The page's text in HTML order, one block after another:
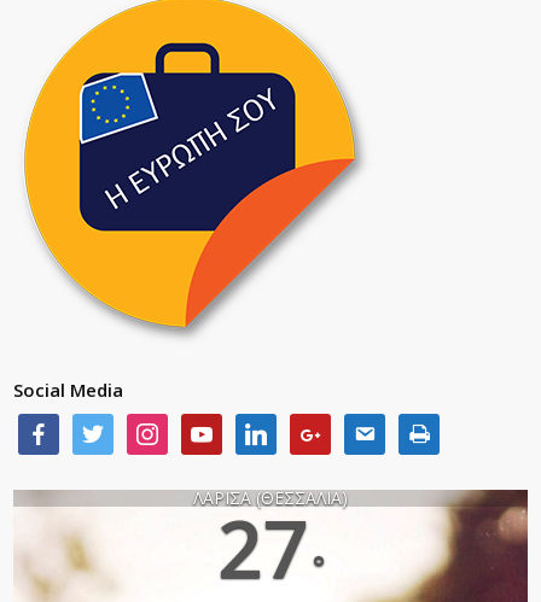
Social Media
ΛΑΡΙΣΑ (ΘΕΣΣΑΛΙΑ)
27°